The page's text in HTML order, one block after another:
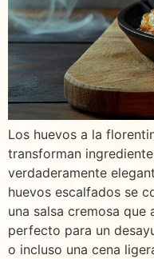
Los huevos a la
transforman
verdaderamente
huevos escalfados se
una salsa cremosa
perfecto para un
o incluso una cena